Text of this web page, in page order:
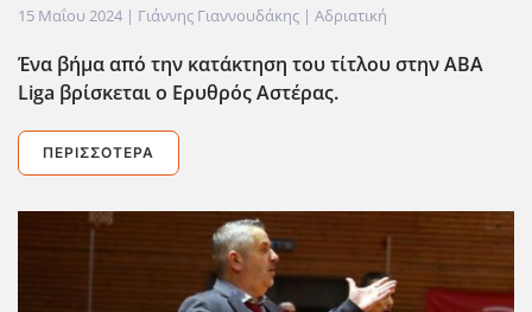
15 Μαΐου 2024 | Γιάννης Γιαννουδάκης | Αδριατική
Ένα βήμα από την κατάκτηση του τίτλου στην ABA
Liga βρίσκεται ο Ερυθρός Αστέρας.
ΠΕΡΙΣΣΌΤΕΡΑ